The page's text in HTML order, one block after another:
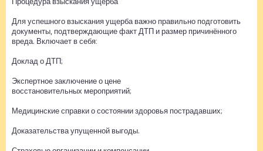
Для успешного взыскания ущерба важно правильно подготовить
документы, подтверждающие факт ДТП и размер причинённого
вреда. Включает в себя:
Доклад о ДТП;
Экспертное заключение о цене
восстановительных мероприятий;
Медицинские справки о состоянии здоровья пострадавших;
Доказательства упущенной выгоды.